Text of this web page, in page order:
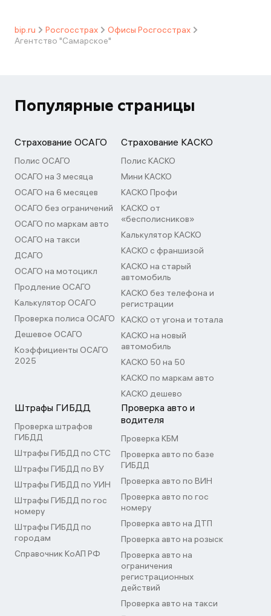
bip.ru Росгосстрах
Офисы Росгосстрах
Агентство "Самарское"
Популярные страницы
Страхование ОСАГО
Полис ОСАГО
ОСАГО на 3 месяца
ОСАГО на 6 месяцев
ОСАГО без ограничений
ОСАГО по маркам авто
ОСАГО на такси
ДСАГО
ОСАГО на мотоцикл
Продление ОСАГО
Калькулятор ОСАГО
Проверка полиса ОСАГО
Дешевое ОСАГО
Коэффициенты ОСАГО
2025
Страхование КАСКО
Полис КАСКО
Мини КАСКО
КАСКО Профи
КАСКО от
«бесполисников»
Калькулятор КАСКО
КАСКО с франшизой
КАСКО на старый
автомобиль
КАСКО без телефона и
регистрации
КАСКО от угона и тотала
КАСКО на новый
автомобиль
КАСКО 50 на 50
КАСКО по маркам авто
КАСКО дешево
Штрафы ГИБДД
Проверка штрафов
ГИБДД
Штрафы ГИБДД по СТС
Штрафы ГИБДД по ВУ
Штрафы ГИБДД по УИН
Штрафы ГИБДД по гос
номеру
Штрафы ГИБДД по
городам
Справочник КоАП РФ
Проверка авто и
водителя
Проверка КБМ
Проверка авто по базе
ГИБДД
Проверка авто по ВИН
Проверка авто по гос
номеру
Проверка авто на ДТП
Проверка авто на розыск
Проверка авто на
ограничения
регистрационных
действий
Проверка авто на такси